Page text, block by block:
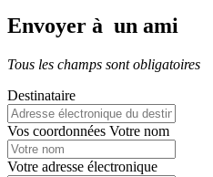
Envoyer à un ami
Tous les champs sont obligatoires
Destinataire
Vos coordonnées Votre nom
Votre adresse électronique